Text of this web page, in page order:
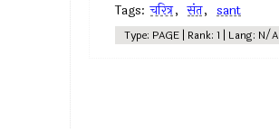
Tags: चरित्र, संत, sant
Type: PAGE | Rank: 1 | Lang: N/A